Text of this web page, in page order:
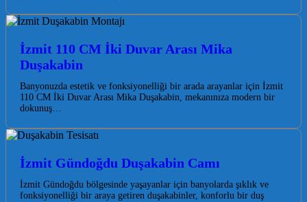
İzmit 110 CM İki Duvar Arası Mika
Duşakabin
Banyonuzda estetik ve fonksiyonelliği bir arada arayanlar için İzmit
110 CM İki Duvar Arası Mika Duşakabin, mekanınıza modern bir
dokunuş…
İzmit Gündoğdu Duşakabin Camı
İzmit Gündoğdu bölgesinde yaşayanlar için banyolarda şıklık ve
fonksiyonelliği bir araya getiren duşakabinler, konforlu bir duş